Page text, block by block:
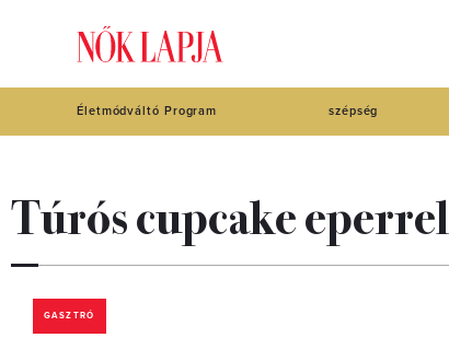
Életmódváltó Program szépség
Túrós cupcake eperrel
GASZTRÓ